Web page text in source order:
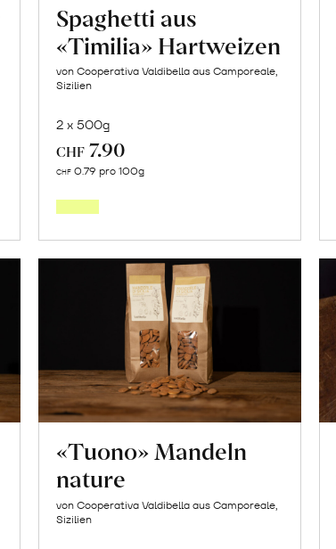
Spaghetti aus
«Timilia» Hartweizen
von Cooperativa Valdibella aus Camporeale,
Sizilien
2 x 500g
CHF 7.90
CHF 0.79 pro 100g
«Tuono» Mandeln
nature
von Cooperativa Valdibella aus Camporeale,
Sizilien